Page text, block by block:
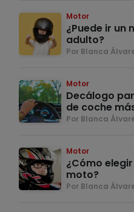
Motor
¿Puede ir un
adulto?
Por Blanca
Motor
Decálogo
de coche
Por Blanca
Motor
¿Cómo
moto?
Por Blanca